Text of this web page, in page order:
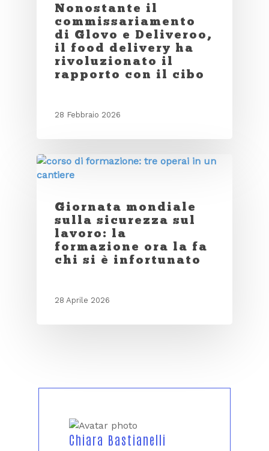
Nonostante il
commissariamento
di Glovo e Deliveroo,
il food delivery ha
rivoluzionato il
rapporto con il cibo
28 Febbraio 2026
Giornata mondiale
sulla sicurezza sul
lavoro: la
formazione ora la fa
chi si è infortunato
28 Aprile 2026
Chiara Bastianelli